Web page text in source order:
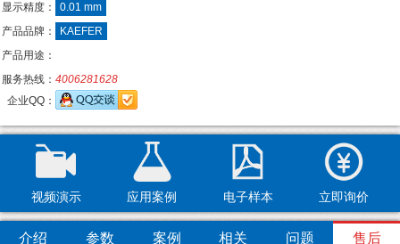
显示精度：
0.01 mm
产品品牌：
KAEFER
产品用途：
服务热线： 4006281628
企业QQ：
视频演示 应用案例 电子样本 立即询价
介绍 参数 案例 相关 问题 售后